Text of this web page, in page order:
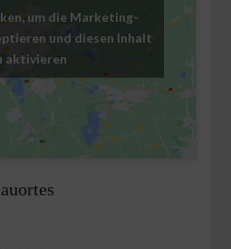
um die Marketing-
und diesen Inhalt
aktivieren